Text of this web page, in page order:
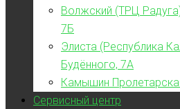
Волжский (ТРЦ
7Б
Элиста (Республика
Будённого, 7А
Камышин
Сервисный центр